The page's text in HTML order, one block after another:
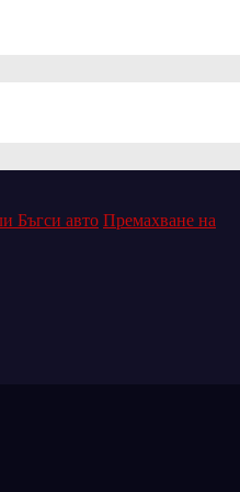
Бъгси авто Премахване на